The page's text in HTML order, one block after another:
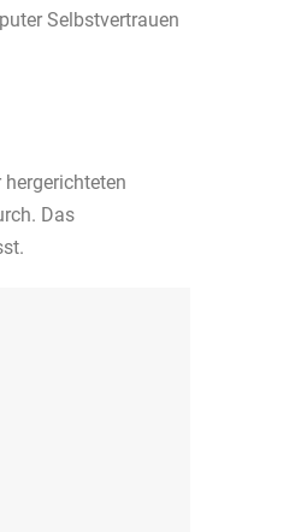
Selbstvertrauen
Das